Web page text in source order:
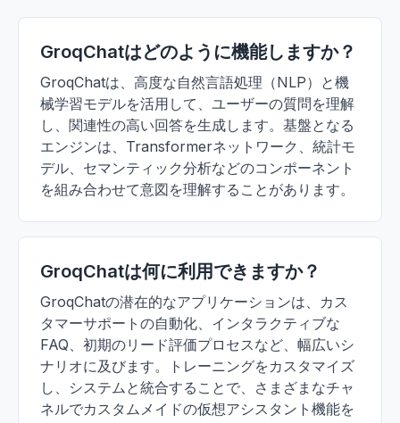
GroqChatはどのように機能しますか？
GroqChatは、高度な自然言語処理（NLP）と機
械学習モデルを活用して、ユーザーの質問を理解
し、関連性の高い回答を生成します。基盤となる
エンジンは、Transformerネットワーク、統計モ
デル、セマンティック分析などのコンポーネント
を組み合わせて意図を理解することがあります。
GroqChatは何に利用できますか？
GroqChatの潜在的なアプリケーションは、カス
タマーサポートの自動化、インタラクティブな
FAQ、初期のリード評価プロセスなど、幅広いシ
ナリオに及びます。トレーニングをカスタマイズ
し、システムと統合することで、さまざまなチャ
ネルでカスタムメイドの仮想アシスタント機能を